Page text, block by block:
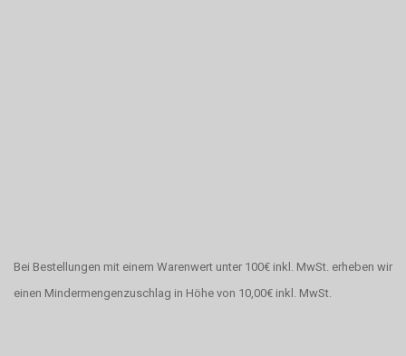
Bei Bestellungen mit einem Warenwert unter 100€ inkl. MwSt. erheben wir
einen Mindermengenzuschlag in Höhe von 10,00€ inkl. MwSt.